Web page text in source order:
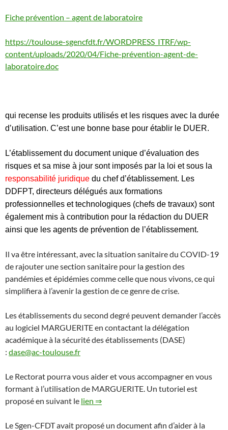
Fiche prévention – agent de laboratoire
https://toulouse-sgencfdt.fr/WORDPRESS_ITRF/wp-
content/uploads/2020/04/Fiche-prévention-agent-de-
laboratoire.doc
qui recense les produits utilisés et les risques avec la durée
d’utilisation. C’est une bonne base pour établir le DUER.
L’établissement du document unique d’évaluation des
risques et sa mise à jour sont imposés par la loi et sous la
responsabilité juridique du chef d’établissement. Les
DDFPT, directeurs délégués aux formations
professionnelles et technologiques (chefs de travaux) sont
également mis à contribution pour la rédaction du DUER
ainsi que les agents de prévention de l’établissement.
Il va être intéressant, avec la situation sanitaire du COVID-19
de rajouter une section sanitaire pour la gestion des
pandémies et épidémies comme celle que nous vivons, ce qui
simplifiera à l’avenir la gestion de ce genre de crise.
Les établissements du second degré peuvent demander l’accès
au logiciel MARGUERITE en contactant la délégation
académique à la sécurité des établissements (DASE)
: dase@ac-toulouse.fr
Le Rectorat pourra vous aider et vous accompagner en vous
formant à l’utilisation de MARGUERITE. Un tutoriel est
proposé en suivant le lien ⇒
Le Sgen-CFDT avait proposé un document afin d’aider à la